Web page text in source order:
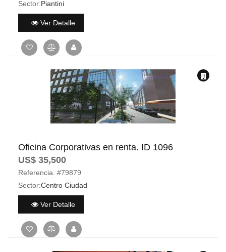
Sector:Piantini
Ver Detalle
Oficina Corporativas en renta. ID 1096
US$ 35,500
Referencia: #79879
Sector:Centro Ciudad
Ver Detalle